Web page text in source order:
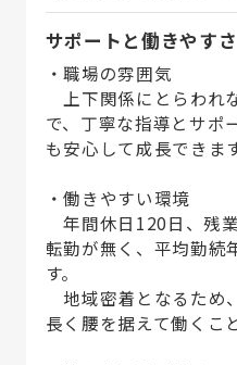
サポートと働きやすさ
・職場の雰囲気
上下関係にとらわれ
で、丁寧な指導とサポ
も安心して成長できます
・働きやすい環境
年間休日120日、残
転勤が無く、平均勤続
す。
地域密着となるため
長く腰を据えて働くこ